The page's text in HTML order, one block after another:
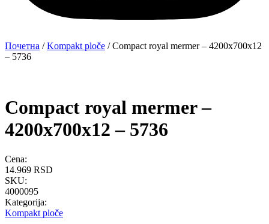
Почетна /Kompakt ploče / Compact royal mermer – 4200x700x12
– 5736
Compact royal mermer –
4200x700x12 – 5736
Cena:
14.969 RSD
SKU:
4000095
Kategorija:
Kompakt ploče